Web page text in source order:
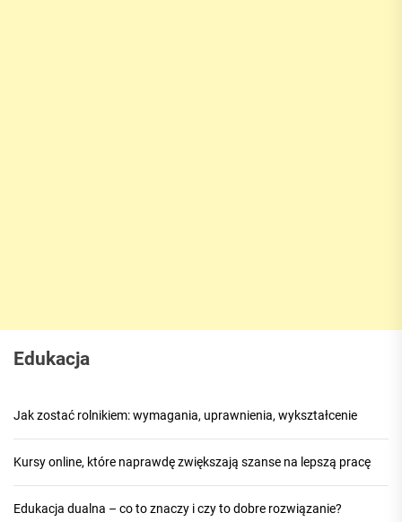
Edukacja
Jak zostać rolnikiem: wymagania, uprawnienia, wykształcenie
Kursy online, które naprawdę zwiększają szanse na lepszą pracę
Edukacja dualna – co to znaczy i czy to dobre rozwiązanie?